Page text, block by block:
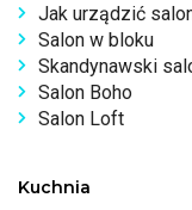
Jak urządzić
Salon w bloku
Skandynawski
Salon Boho
Salon Loft
Kuchnia